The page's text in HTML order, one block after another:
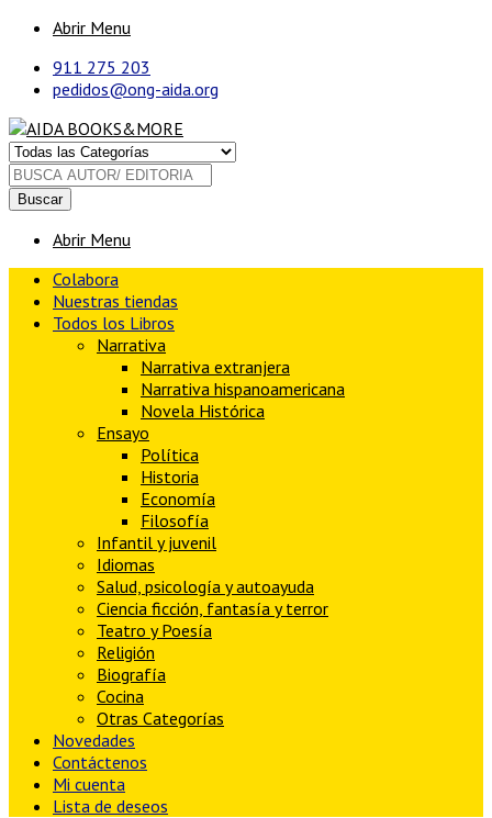
Abrir Menu
911 275 203
pedidos@ong-aida.org
Buscar
Abrir Menu
Colabora
Nuestras tiendas
Todos los Libros
Narrativa
Narrativa extranjera
Narrativa hispanoamericana
Novela Histórica
Ensayo
Política
Historia
Economía
Filosofía
Infantil y juvenil
Idiomas
Salud, psicología y autoayuda
Ciencia ficción, fantasía y terror
Teatro y Poesía
Religión
Biografía
Cocina
Otras Categorías
Novedades
Contáctenos
Mi cuenta
Lista de deseos